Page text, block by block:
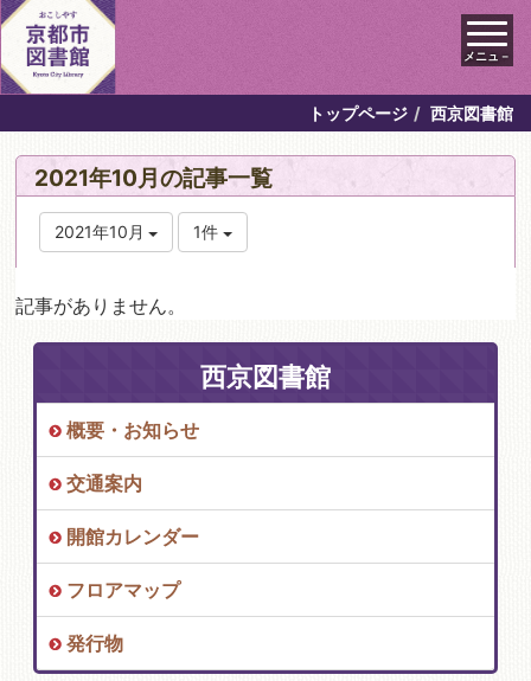
メニュ－
トップページ 西京図書館
2021年10月の記事一覧
2021年10月 1件
記事がありません。
西京図書館
概要・お知らせ
交通案内
開館カレンダー
フロアマップ
発行物